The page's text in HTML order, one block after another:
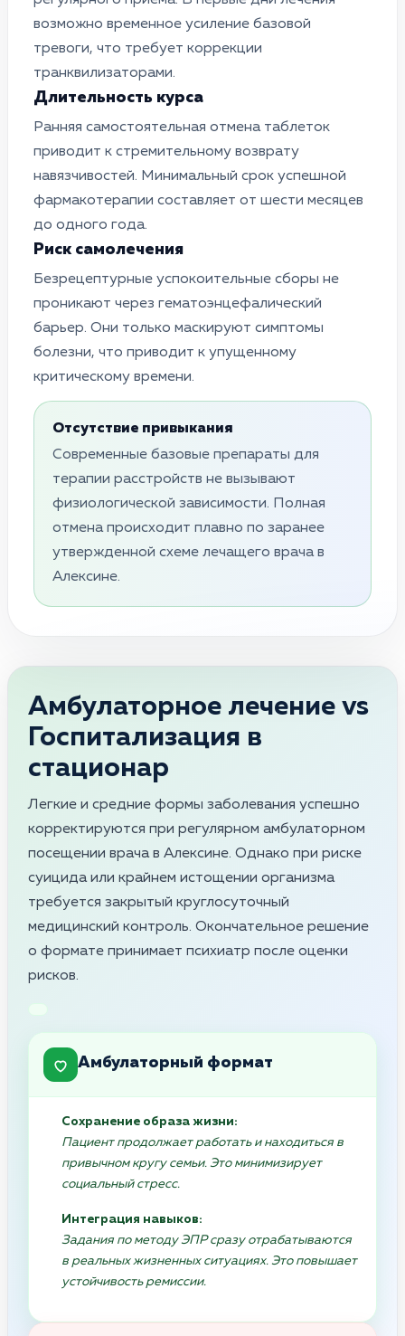
возможно временное усиление базовой
тревоги, что требует коррекции
транквилизаторами.
Длительность курса
Ранняя самостоятельная отмена таблеток
приводит к стремительному возврату
навязчивостей. Минимальный срок успешной
фармакотерапии составляет от шести месяцев
до одного года.
Риск самолечения
Безрецептурные успокоительные сборы не
проникают через гематоэнцефалический
барьер. Они только маскируют симптомы
болезни, что приводит к упущенному
критическому времени.
Отсутствие привыкания
Современные базовые препараты для
терапии расстройств не вызывают
физиологической зависимости. Полная
отмена происходит плавно по заранее
утвержденной схеме лечащего врача в
Алексине.
Амбулаторное лечение vs
Госпитализация в
стационар
Легкие и средние формы заболевания успешно
корректируются при регулярном амбулаторном
посещении врача в Алексине. Однако при риске
суицида или крайнем истощении организма
требуется закрытый круглосуточный
медицинский контроль. Окончательное решение
о формате принимает психиатр после оценки
рисков.
Амбулаторный формат
Сохранение образа жизни:
Пациент продолжает работать и находиться в
привычном кругу семьи. Это минимизирует
социальный стресс.
Интеграция навыков:
Задания по методу ЭПР сразу отрабатываются
в реальных жизненных ситуациях. Это повышает
устойчивость ремиссии.